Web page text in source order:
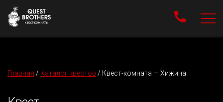
Главная / Каталог квестов / Квест-комната — Хижина